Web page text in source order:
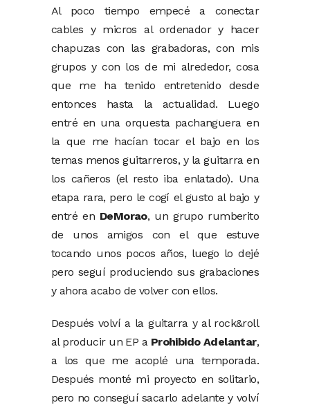
Al poco tiempo empecé a conectar
cables y micros al ordenador y hacer
chapuzas con las grabadoras, con mis
grupos y con los de mi alrededor, cosa
que me ha tenido entretenido desde
entonces hasta la actualidad. Luego
entré en una orquesta pachanguera en
la que me hacían tocar el bajo en los
temas menos guitarreros, y la guitarra en
los cañeros (el resto iba enlatado). Una
etapa rara, pero le cogí el gusto al bajo y
entré en DeMorao, un grupo rumberito
de unos amigos con el que estuve
tocando unos pocos años, luego lo dejé
pero seguí produciendo sus grabaciones
y ahora acabo de volver con ellos.
Después volví a la guitarra y al rock&roll
al producir un EP a Prohibido Adelantar,
a los que me acoplé una temporada.
Después monté mi proyecto en solitario,
pero no conseguí sacarlo adelante y volví